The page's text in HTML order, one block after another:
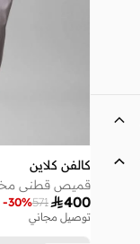
كالفن كلاين
قميص قطني
400
571
-30%
توصيل مجاني